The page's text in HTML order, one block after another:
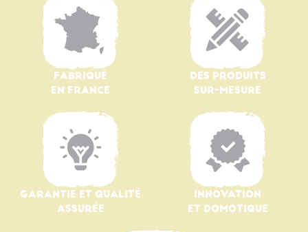
FABRIQUÉ
EN FRANCE
DES PRODUITS
SUR-MESURE
GARANTIE ET QUALITÉ
ASSURÉE
INNOVATION
ET DOMOTIQUE